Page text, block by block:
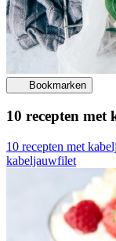
Bookmarken
10 recepten met
10 recepten met
kabeljauwfilet